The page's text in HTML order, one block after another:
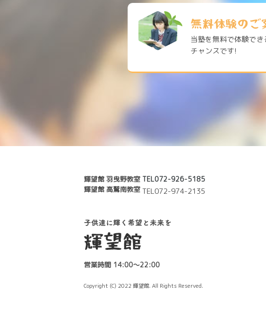
無料体験のご
当塾を無料で体験でき
チャンスです!
輝望館 羽曳野教室 TEL072-926-5185
輝望館 高鷲南教室 TEL072-974-2135
営業時間 14:00～22:00
Copyright (C) 2022 輝望館. All Rights Reserved.